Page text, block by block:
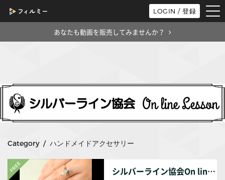
LOGIN / 登録
あなたも動画を販売してみませんか？
Category / ハンドメイドアクセサリー
シルバーライン協会On line Lessonのご紹介